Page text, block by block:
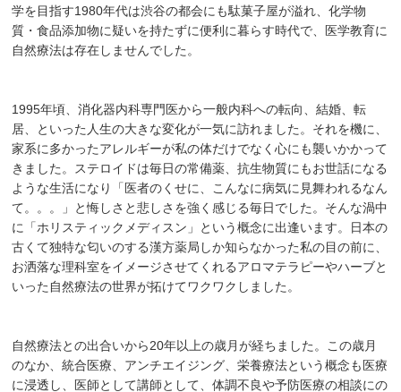
学を目指す1980年代は渋谷の都会にも駄菓子屋が溢れ、化学物
質・食品添加物に疑いを持たずに便利に暮らす時代で、医学教育に
自然療法は存在しませんでした。
1995年頃、消化器内科専門医から一般内科への転向、結婚、転
居、といった人生の大きな変化が一気に訪れました。それを機に、
家系に多かったアレルギーが私の体だけでなく心にも襲いかかって
きました。ステロイドは毎日の常備薬、抗生物質にもお世話になる
ような生活になり「医者のくせに、こんなに病気に見舞われるなん
て。。。」と悔しさと悲しさを強く感じる毎日でした。そんな渦中
に「ホリスティックメディスン」という概念に出逢います。日本の
古くて独特な匂いのする漢方薬局しか知らなかった私の目の前に、
お洒落な理科室をイメージさせてくれるアロマテラピーやハーブと
いった自然療法の世界が拓けてワクワクしました。
自然療法との出合いから20年以上の歳月が経ちました。この歳月
のなか、統合医療、アンチエイジング、栄養療法という概念も医療
に浸透し、医師として講師として、体調不良や予防医療の相談にの